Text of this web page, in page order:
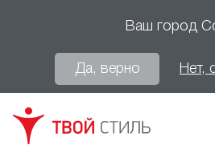
Ваш город
Да, верно Нет,